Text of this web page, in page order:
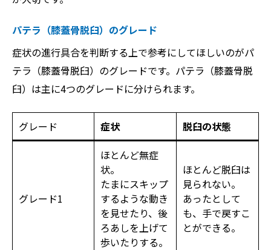
パテラ（膝蓋骨脱臼）のグレード
症状の進行具合を判断する上で参考にしてほしいのがパ
テラ（膝蓋骨脱臼）のグレードです。パテラ（膝蓋骨脱
臼）は主に4つのグレードに分けられます。
グレード 症状 脱臼の状態
グレード1
ほとんど無症
状。
たまにスキップ
するような動き
を見せたり、後
ろあしを上げて
歩いたりする。
ほとんど脱臼は
見られない。
あったとして
も、手で戻すこ
とができる。